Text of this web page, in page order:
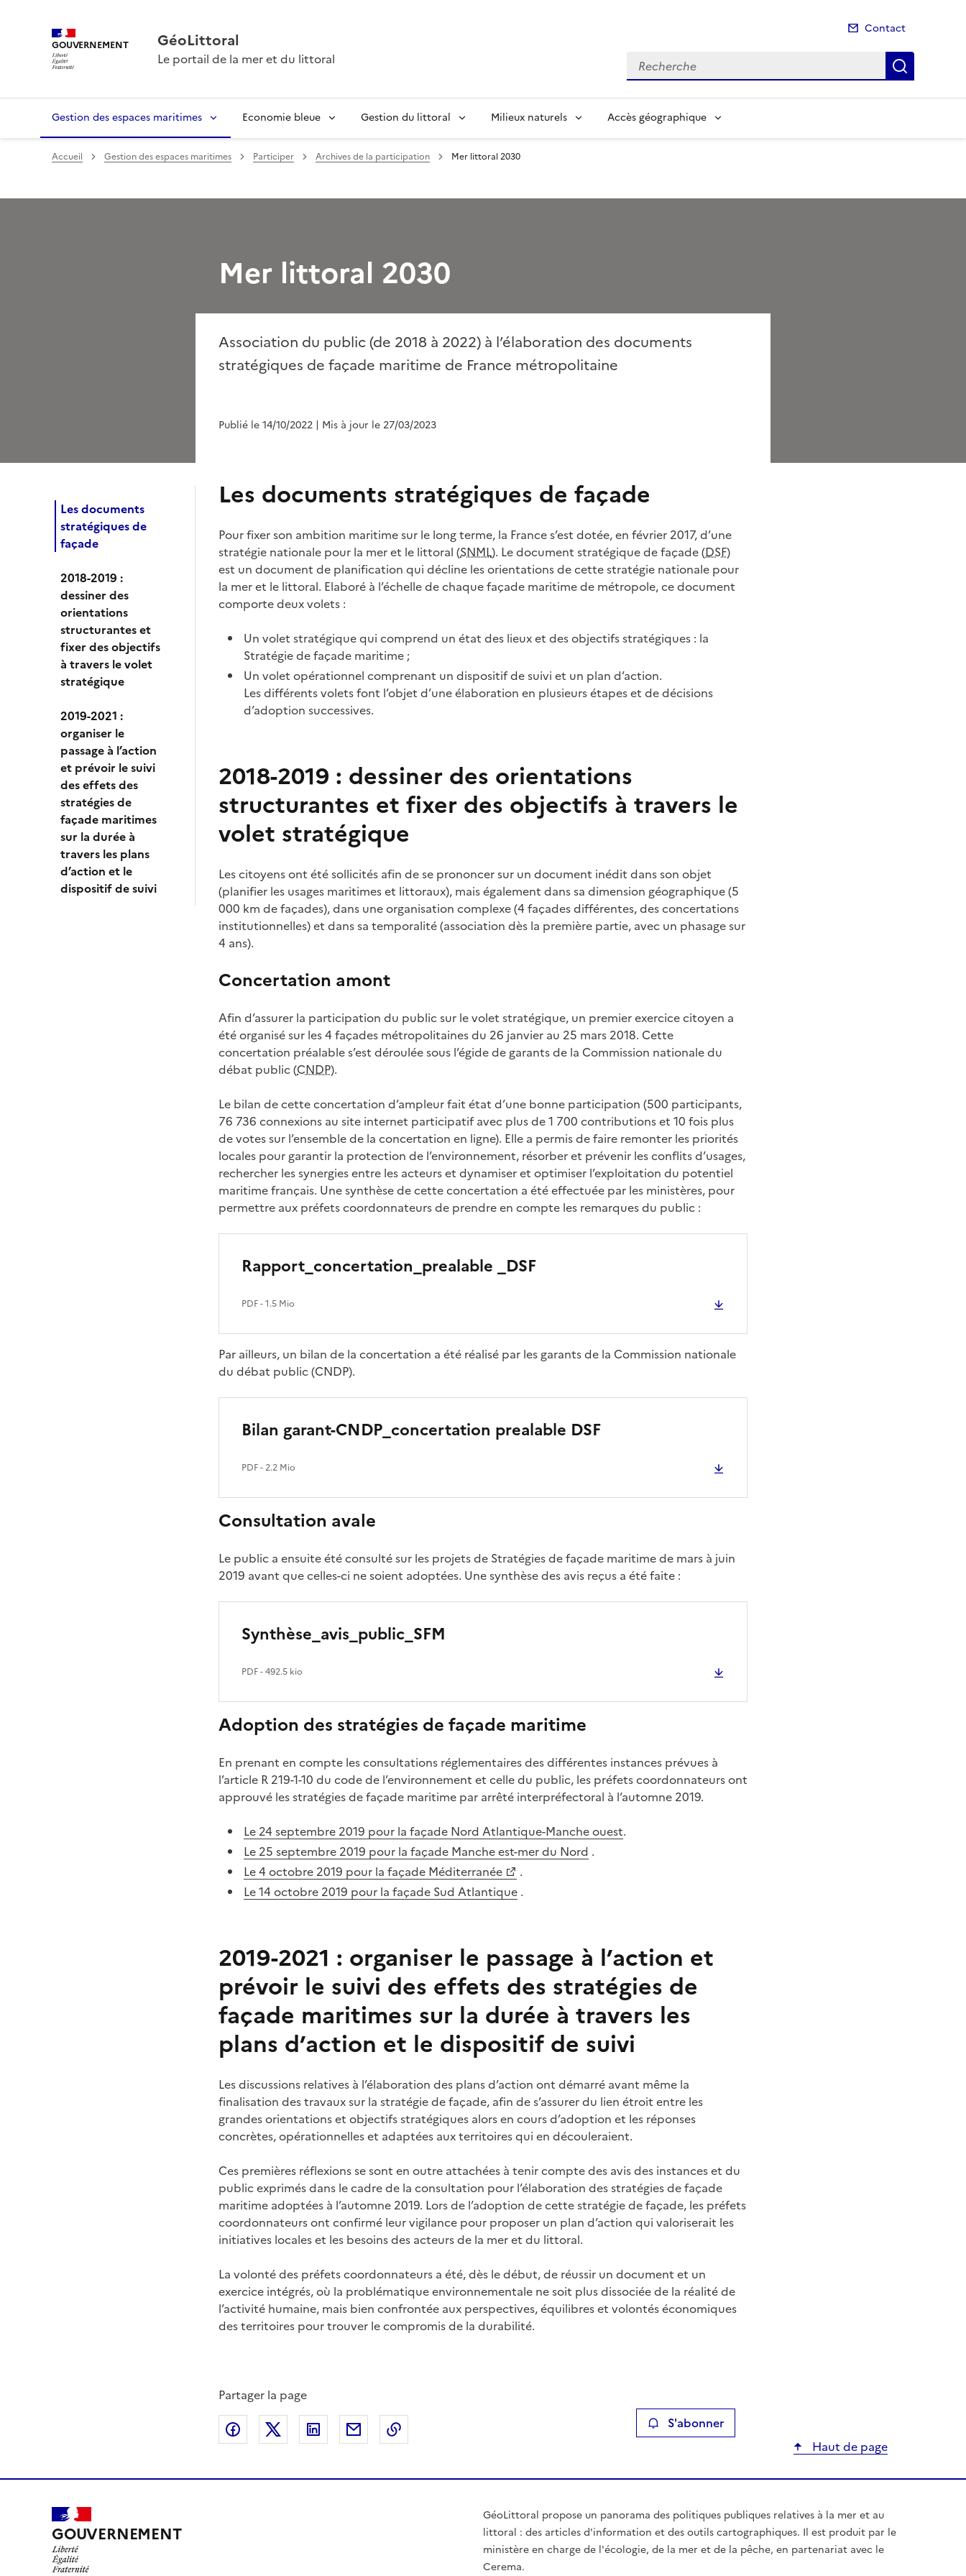
GOUVERNEMENT GéoLittoral
Le portail de la mer et du littoral
Contact
Recherche
Gestion des espaces maritimes Economie bleue Gestion du littoral Milieux naturels Accès géographique
Accueil Gestion des espaces maritimes Participer Archives de la participation Mer littoral 2030
Les documents
stratégiques de
façade
2018-2019 :
dessiner des
orientations
structurantes et
fixer des objectifs
à travers le volet
stratégique
2019-2021 :
organiser le
passage à l’action
et prévoir le suivi
des effets des
stratégies de
façade maritimes
sur la durée à
travers les plans
d’action et le
dispositif de suivi
Mer littoral 2030
Association du public (de 2018 à 2022) à l’élaboration des documents
stratégiques de façade maritime de France métropolitaine
Publié le 14/10/2022 | Mis à jour le 27/03/2023
Les documents stratégiques de façade
Pour fixer son ambition maritime sur le long terme, la France s’est dotée, en février 2017, d’une
stratégie nationale pour la mer et le littoral (SNML). Le document stratégique de façade (DSF)
est un document de planification qui décline les orientations de cette stratégie nationale pour
la mer et le littoral. Elaboré à l’échelle de chaque façade maritime de métropole, ce document
comporte deux volets :
Un volet stratégique qui comprend un état des lieux et des objectifs stratégiques : la
Stratégie de façade maritime ;
Un volet opérationnel comprenant un dispositif de suivi et un plan d’action.
Les différents volets font l’objet d’une élaboration en plusieurs étapes et de décisions
d’adoption successives.
2018-2019 : dessiner des orientations
structurantes et fixer des objectifs à travers le
volet stratégique
Les citoyens ont été sollicités afin de se prononcer sur un document inédit dans son objet
(planifier les usages maritimes et littoraux), mais également dans sa dimension géographique (5
000 km de façades), dans une organisation complexe (4 façades différentes, des concertations
institutionnelles) et dans sa temporalité (association dès la première partie, avec un phasage sur
4 ans).
Concertation amont
Afin d’assurer la participation du public sur le volet stratégique, un premier exercice citoyen a
été organisé sur les 4 façades métropolitaines du 26 janvier au 25 mars 2018. Cette
concertation préalable s’est déroulée sous l’égide de garants de la Commission nationale du
débat public (CNDP).
Le bilan de cette concertation d’ampleur fait état d’une bonne participation (500 participants,
76 736 connexions au site internet participatif avec plus de 1 700 contributions et 10 fois plus
de votes sur l’ensemble de la concertation en ligne). Elle a permis de faire remonter les priorités
locales pour garantir la protection de l’environnement, résorber et prévenir les conflits d’usages,
rechercher les synergies entre les acteurs et dynamiser et optimiser l’exploitation du potentiel
maritime français. Une synthèse de cette concertation a été effectuée par les ministères, pour
permettre aux préfets coordonnateurs de prendre en compte les remarques du public :
Rapport_concertation_prealable _DSF
PDF- 1.5 Mio
Par ailleurs, un bilan de la concertation a été réalisé par les garants de la Commission nationale
du débat public (CNDP).
Bilan garant-CNDP_concertation prealable DSF
PDF- 2.2 Mio
Consultation avale
Le public a ensuite été consulté sur les projets de Stratégies de façade maritime de mars à juin
2019 avant que celles-ci ne soient adoptées. Une synthèse des avis reçus a été faite :
Synthèse_avis_public_SFM
PDF- 492.5 kio
Adoption des stratégies de façade maritime
En prenant en compte les consultations réglementaires des différentes instances prévues à
l’article R 219-1-10 du code de l’environnement et celle du public, les préfets coordonnateurs ont
approuvé les stratégies de façade maritime par arrêté interpréfectoral à l’automne 2019.
Le 24 septembre 2019 pour la façade Nord Atlantique-Manche ouest.
Le 25 septembre 2019 pour la façade Manche est-mer du Nord .
Le 4 octobre 2019 pour la façade Méditerranée
.
Le 14 octobre 2019 pour la façade Sud Atlantique .
2019-2021 : organiser le passage à l’action et
prévoir le suivi des effets des stratégies de
façade maritimes sur la durée à travers les
plans d’action et le dispositif de suivi
Les discussions relatives à l’élaboration des plans d’action ont démarré avant même la
finalisation des travaux sur la stratégie de façade, afin de s’assurer du lien étroit entre les
grandes orientations et objectifs stratégiques alors en cours d’adoption et les réponses
concrètes, opérationnelles et adaptées aux territoires qui en découleraient.
Ces premières réflexions se sont en outre attachées à tenir compte des avis des instances et du
public exprimés dans le cadre de la consultation pour l’élaboration des stratégies de façade
maritime adoptées à l’automne 2019. Lors de l’adoption de cette stratégie de façade, les préfets
coordonnateurs ont confirmé leur vigilance pour proposer un plan d’action qui valoriserait les
initiatives locales et les besoins des acteurs de la mer et du littoral.
La volonté des préfets coordonnateurs a été, dès le début, de réussir un document et un
exercice intégrés, où la problématique environnementale ne soit plus dissociée de la réalité de
l’activité humaine, mais bien confrontée aux perspectives, équilibres et volontés économiques
des territoires pour trouver le compromis de la durabilité.
Partager la page
Partager sur Facebook
Partager sur XPartager sur LinkedIn
Partager par emailCopier le lien de la page dans le presse-papier S'abonner
Haut de page
GOUVERNEMENT
GéoLittoral propose un panorama des politiques publiques relatives à la mer et au
littoral : des articles d'information et des outils cartographiques. Il est produit par le
ministère en charge de l'écologie, de la mer et de la pêche, en partenariat avec le
Cerema.